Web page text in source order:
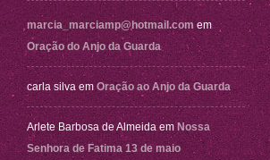
marcia_marciamp@hotmail.com em
Oração do Anjo da Guarda
carla silva em Oração ao Anjo da Guarda
Arlete Barbosa de Almeida em Nossa
Senhora de Fatima 13 de maio